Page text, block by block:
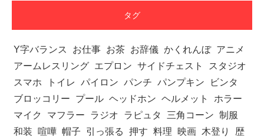
タグ
Y字バランス お仕事 お茶 お辞儀 かくれんぼ アニメ
アームレスリング エプロン サイドチェスト
スタジオ
スマホ
トイレ パイロン パンチ パンプキン
ビンタ
ブロッコリー
プール ヘッドホン ヘルメット
ホラー
マイク
マフラー ラジオ ラピュタ 三角コーン 制服
和装
喧嘩 帽子 引っ張る 押す 料理 映画 木登り
歴